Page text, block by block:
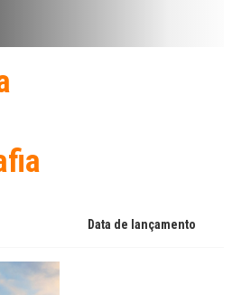
Data de lançamento